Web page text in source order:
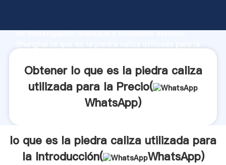
de investigación avanzada y excelente servicio,
clientes.
Obtener lo que es la piedra caliza
utilizada para la Precio(
WhatsApp)
lo que es la piedra caliza utilizada para
la Introducción(
WhatsApp)